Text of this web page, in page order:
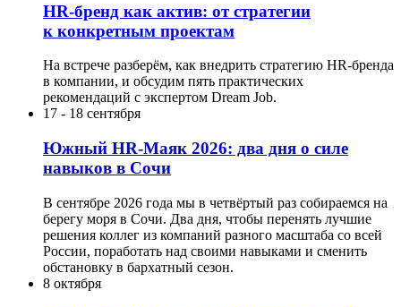
HR-бренд как актив: от стратегии
к конкретным проектам
На встрече разберём, как внедрить стратегию HR-бренда
в компании, и обсудим пять практических
рекомендаций с экспертом Dream Job.
17 - 18 сентября
Южный HR-Маяк 2026: два дня о силе
навыков в Сочи
В сентябре 2026 года мы в четвёртый раз собираемся на
берегу моря в Сочи. Два дня, чтобы перенять лучшие
решения коллег из компаний разного масштаба со всей
России, поработать над своими навыками и сменить
обстановку в бархатный сезон.
8 октября